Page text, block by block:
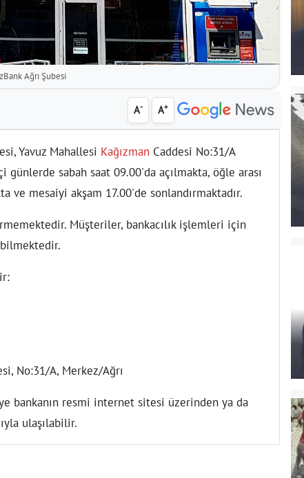
Ağrı Şubesi
A- A+
Yavuz Mahallesi Kağızman Caddesi No:31/A
sabah saat 09.00'da açılmakta, öğle arası
ve mesaiyi akşam 17.00'de sonlandırmaktadır.
Müşteriler, bankacılık işlemleri için
No:31/A, Merkez/Ağrı
bankanın resmi internet sitesi üzerinden ya da
ulaşılabilir.